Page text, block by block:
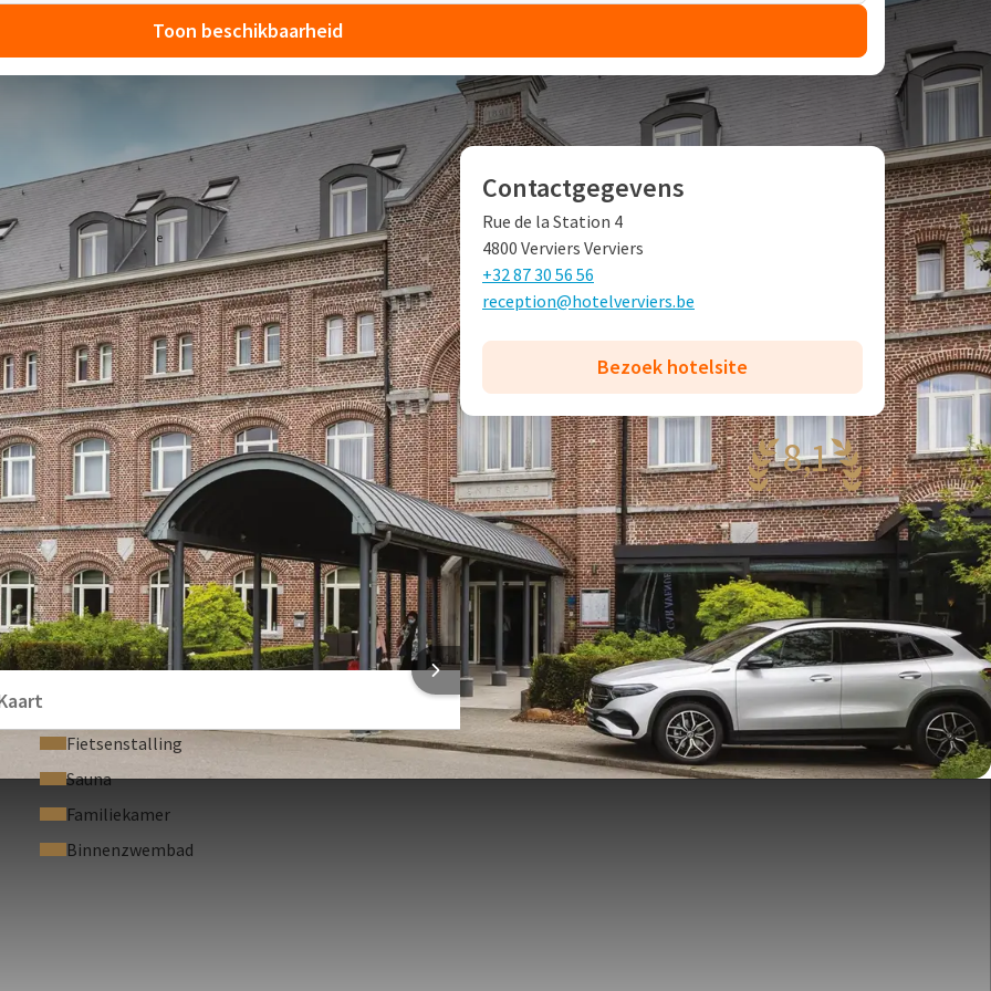
Toon beschikbaarheid
Luik ligt Van der Valk Hotel Verviers. Het hotel ligt in de
in een prachtig 19
e
-eeuws station. Nu is het station een
verwachten.
zijn van een flat screen televisie, airconditioning en een
uitermate geschikt, het hotel beschikt over familiekamers
dan een bezoek aan het
ontspanning en harmonie. De wellness bestaat uit een
waar u tot 22:00 uur s ’avonds kunt terecht kunt voor
te boeken.
kunt u terecht bij hetrestaurant L'Entrepôt. Op mooie
op zuiden ligt. Ontdek de gevarieerde internationale
aan het zwembad. Wilt u na het diner nog een drankje
Dit is een ideale ruimte om een heerlijk glas wijn
INFORMATIE
Fietsenstalling
Sauna
Familiekamer
Binnenzwembad
Contactgegevens
Rue de la Station 4
4800 Verviers Verviers
+32 87 30 56 56
reception@hotelverviers.be
Bezoek hotelsite
8,1
Erg mooi
277 reviews